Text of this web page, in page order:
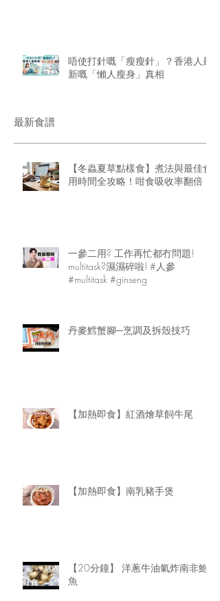
唔使打針嘅「瘦瘦針」？香港人最
新嘅「懶人瘦身」真相
最新食譜
【冬蟲夏草點樣食】煮法與最佳食
用時間全攻略！咁食吸收率翻倍
一參二用? 工作再忙都冇問題!
multitask?濕濕碎啦! #人參
#multitask #ginseng
丹麥鱈蟹腳─烹調及拆殼技巧
【加熱即食】紅酒燴草飼牛尾
【加熱即食】南乳豬手煲
【20分鐘】 洋蔥牛油氣炸南非鮑
魚